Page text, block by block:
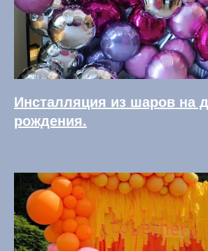
Инсталляция из шаров на
рождения.